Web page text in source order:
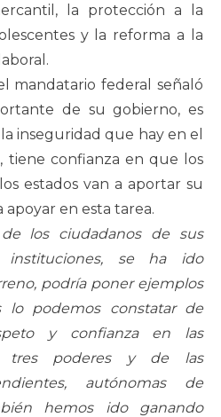
la protección a la
y la reforma a la
mandatario federal señaló
de su gobierno, es
inseguridad que hay en el
tiene confianza en que los
estados van a aportar su
en esta tarea.
los ciudadanos de sus
instituciones, se ha ido
podría poner ejemplos
lo podemos constatar de
y confianza en las
tres poderes y de las
autónomas de
hemos ido ganando